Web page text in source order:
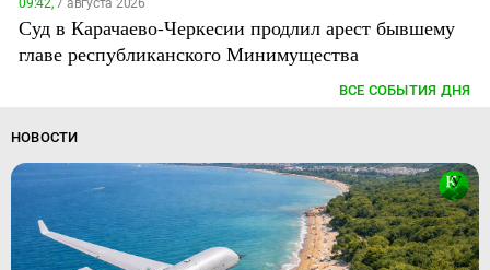
09:42,7 августа 2026
Суд в Карачаево-Черкесии продлил арест бывшему
главе республиканского Минимущества
ВСЕ СОБЫТИЯ ДНЯ
НОВОСТИ